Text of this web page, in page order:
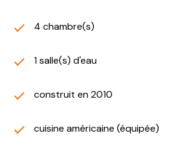
4 chambre(s)
1 salle(s) d'eau
construit en 2010
cuisine américaine (équipée)